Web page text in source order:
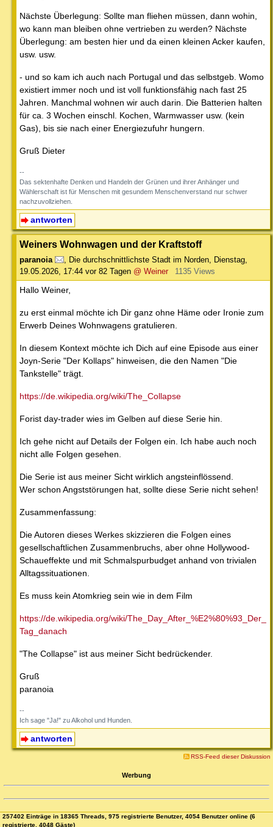
Nächste Überlegung: Sollte man fliehen müssen, dann wohin,
wo kann man bleiben ohne vertrieben zu werden? Nächste
Überlegung: am besten hier und da einen kleinen Acker kaufen,
usw. usw.
- und so kam ich auch nach Portugal und das selbstgeb. Womo
existiert immer noch und ist voll funktionsfähig nach fast 25
Jahren. Manchmal wohnen wir auch darin. Die Batterien halten
für ca. 3 Wochen einschl. Kochen, Warmwasser usw. (kein
Gas), bis sie nach einer Energiezufuhr hungern.
Gruß Dieter
--
Das sektenhafte Denken und Handeln der Grünen und ihrer Anhänger und
Wählerschaft ist für Menschen mit gesundem Menschenverstand nur schwer
nachzuvollziehen.
antworten
Weiners Wohnwagen und der Kraftstoff
paranoia , Die durchschnittlichste Stadt im Norden, Dienstag,
19.05.2026, 17:44 vor 82 Tagen @ Weiner 1135 Views
Hallo Weiner,
zu erst einmal möchte ich Dir ganz ohne Häme oder Ironie zum
Erwerb Deines Wohnwagens gratulieren.
In diesem Kontext möchte ich Dich auf eine Episode aus einer
Joyn-Serie "Der Kollaps" hinweisen, die den Namen "Die
Tankstelle" trägt.
https://de.wikipedia.org/wiki/The_Collapse
Forist day-trader wies im Gelben auf diese Serie hin.
Ich gehe nicht auf Details der Folgen ein. Ich habe auch noch
nicht alle Folgen gesehen.
Die Serie ist aus meiner Sicht wirklich angsteinflössend.
Wer schon Angststörungen hat, sollte diese Serie nicht sehen!
Zusammenfassung:
Die Autoren dieses Werkes skizzieren die Folgen eines
gesellschaftlichen Zusammenbruchs, aber ohne Hollywood-
Schaueffekte und mit Schmalspurbudget anhand von trivialen
Alltagssituationen.
Es muss kein Atomkrieg sein wie in dem Film
https://de.wikipedia.org/wiki/The_Day_After_%E2%80%93_Der_
Tag_danach
"The Collapse" ist aus meiner Sicht bedrückender.
Gruß
paranoia
--
Ich sage "Ja!" zu Alkohol und Hunden.
antworten
RSS-Feed dieser Diskussion
Werbung
257402 Einträge in 18365 Threads, 975 registrierte Benutzer, 4054 Benutzer online (6
registrierte, 4048 Gäste)